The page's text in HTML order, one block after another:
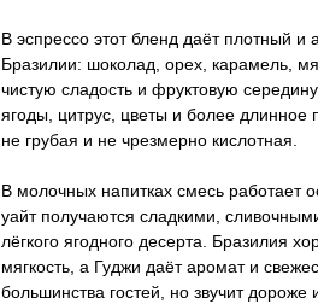
В эспрессо этот бленд даёт плотный и
Бразилии: шоколад, орех, карамель,
чистую сладость и фруктовую
ягоды, цитрус, цветы и более длинное
не грубая и не чрезмерно кислотная.
В молочных напитках смесь работает
уайт получаются сладкими,
лёгкого ягодного десерта. Бразилия
мягкость, а Гуджи даёт аромат и
большинства гостей, но звучит